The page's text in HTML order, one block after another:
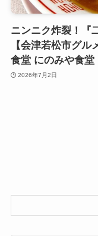
ニンニク炸裂！『
【会津若松市グ
食堂 にのみや食堂
2026年7月2日